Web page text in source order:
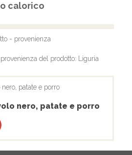
calorico
nero, patate e porro